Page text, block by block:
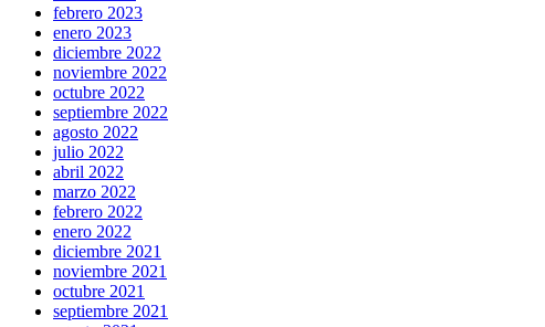
febrero 2023
enero 2023
diciembre 2022
noviembre 2022
octubre 2022
septiembre 2022
agosto 2022
julio 2022
abril 2022
marzo 2022
febrero 2022
enero 2022
diciembre 2021
noviembre 2021
octubre 2021
septiembre 2021